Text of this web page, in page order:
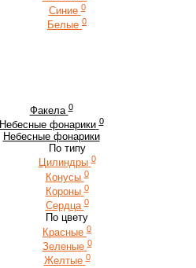
Синие 0
Белые 0
Факела 0
Небесные фонарики 0
Небесные фонарики
По типу
Цилиндры 0
Конусы 0
Короны 0
Сердца 0
По цвету
Красные 0
Зеленые 0
Желтые 0